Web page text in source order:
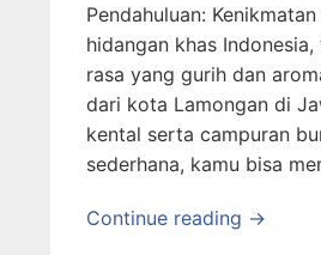
Pendahuluan:
hidangan khas
rasa yang gurih dan
dari kota Lamongan di
kental serta campuran
sederhana, kamu bisa
Continue reading →